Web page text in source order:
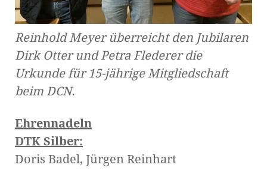
Reinhold Meyer überreicht den Jubilaren
Dirk Otter und Petra Flederer die
Urkunde für 15-jährige Mitgliedschaft
beim DCN.
Ehrennadeln
DTK Silber:
Doris Badel, Jürgen Reinhart